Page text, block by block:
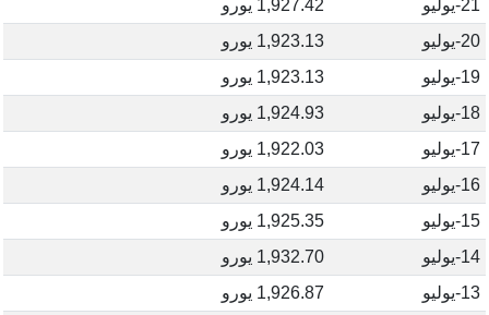
21-يوليو
1,927.42 يورو
20-يوليو
1,923.13 يورو
19-يوليو
1,923.13 يورو
18-يوليو
1,924.93 يورو
17-يوليو
1,922.03 يورو
16-يوليو
1,924.14 يورو
15-يوليو
1,925.35 يورو
14-يوليو
1,932.70 يورو
13-يوليو
1,926.87 يورو